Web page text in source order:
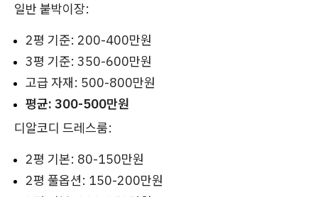
일반 붙박이장:
2평 기준: 200-400만원
3평 기준: 350-600만원
고급 자재: 500-800만원
평균: 300-500만원
디알코디 드레스룸:
2평 기본: 80-150만원
2평 풀옵션: 150-200만원